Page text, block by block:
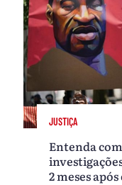
JUSTIÇA
Entenda
2 meses